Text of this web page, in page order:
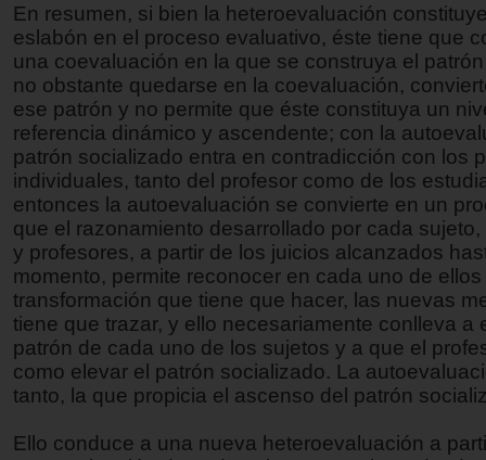
En resumen, si bien la heteroevaluación
eslabón en el proceso evaluativo, éste tiene que
una coevaluación en la que se construya el
no obstante quedarse en la coevaluación,
ese patrón y no permite que éste constituya un
referencia dinámico y ascendente; con la
patrón socializado entra en contradicción con los
individuales, tanto del profesor como de los
entonces la autoevaluación se convierte en un
que el razonamiento desarrollado por cada
y profesores, a partir de los juicios alcanzados
momento, permite reconocer en cada uno de ellos
transformación que tiene que hacer, las nuevas
tiene que trazar, y ello necesariamente conlleva a
patrón de cada uno de los sujetos y a que el
como elevar el patrón socializado. La
tanto, la que propicia el ascenso del patrón
Ello conduce a una nueva heteroevaluación a